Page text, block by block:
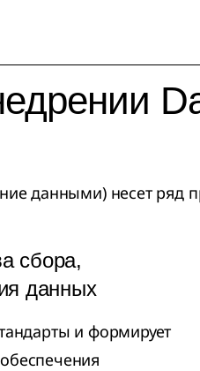
данными) несет ряд
сбора,
данных
и формирует